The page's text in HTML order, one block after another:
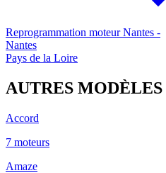
Reprogrammation moteurNantes -
Nantes
Pays de la Loire
AUTRES MODÈLES
Accord
7 moteurs
Amaze